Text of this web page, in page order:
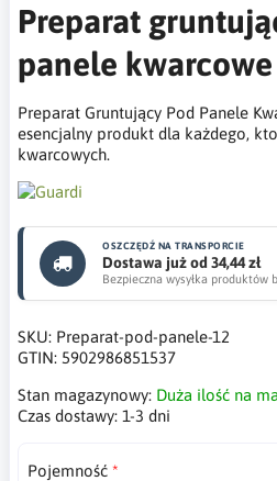
Preparat
panele
Preparat Gruntujący Pod Panele
esencjalny produkt dla każdego,
kwarcowych.
OSZCZĘDŹ NA TRANSPORCIE
Dostawa już od 34,44 zł
Bezpieczna wysyłka produktów
SKU: Preparat-pod-panele-12
GTIN: 5902986851537
Stan magazynowy: Duża ilość na
Czas dostawy: 1-3 dni
Pojemność